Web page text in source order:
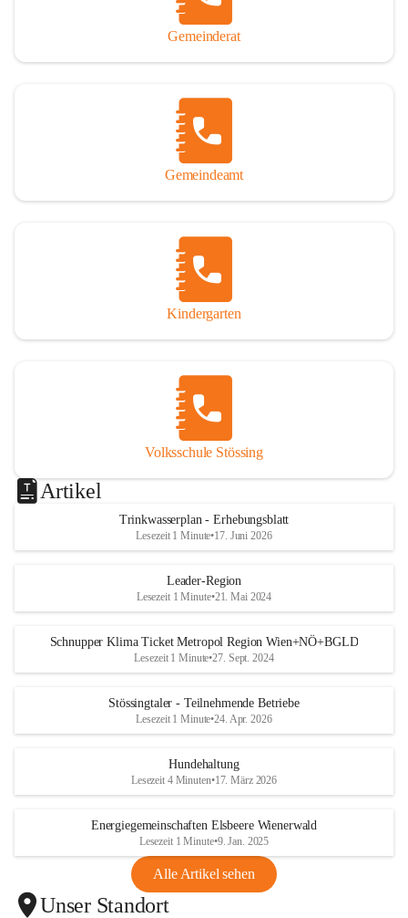
Gemeinderat
Gemeindeamt
Kindergarten
Volksschule Stössing
Artikel
Trinkwasserplan - Erhebungsblatt
Lesezeit 1 Minute•17. Juni 2026
Leader-Region
Lesezeit 1 Minute•21. Mai 2024
Schnupper Klima Ticket Metropol Region Wien+NÖ+BGLD
Lesezeit 1 Minute•27. Sept. 2024
Stössingtaler - Teilnehmende Betriebe
Lesezeit 1 Minute•24. Apr. 2026
Hundehaltung
Lesezeit 4 Minuten•17. März 2026
Energiegemeinschaften Elsbeere Wienerwald
Lesezeit 1 Minute•9. Jan. 2025
Alle Artikel sehen
Unser Standort